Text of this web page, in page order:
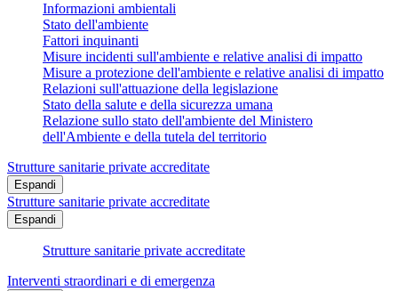
Informazioni ambientali
Stato dell'ambiente
Fattori inquinanti
Misure incidenti sull'ambiente e relative analisi di impatto
Misure a protezione dell'ambiente e relative analisi di impatto
Relazioni sull'attuazione della legislazione
Stato della salute e della sicurezza umana
Relazione sullo stato dell'ambiente del Ministero
dell'Ambiente e della tutela del territorio
Strutture sanitarie private accreditate
Espandi
Strutture sanitarie private accreditate
Espandi
Strutture sanitarie private accreditate
Interventi straordinari e di emergenza